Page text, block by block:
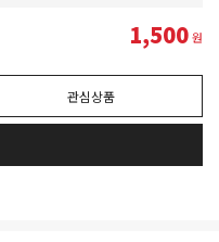
1,500원
관심상품